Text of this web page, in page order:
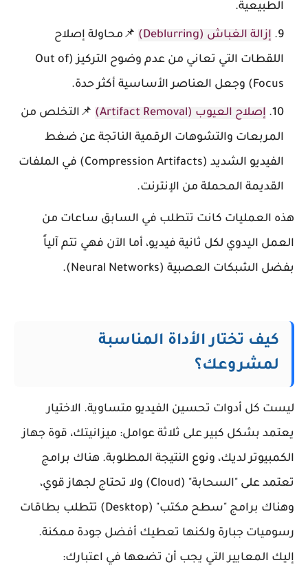
الطبيعية.
إزالة الغباش (Deblurring)
📌محاولة إصلاح
اللقطات التي تعاني من عدم وضوح التركيز (Out of
Focus) وجعل العناصر الأساسية أكثر حدة.
إصلاح العيوب (Artifact Removal)
📌التخلص من
المربعات والتشوهات الرقمية الناتجة عن ضغط
الفيديو الشديد (Compression Artifacts) في الملفات
القديمة المحملة من الإنترنت.
هذه العمليات كانت تتطلب في السابق ساعات من
العمل اليدوي لكل ثانية فيديو، أما الآن فهي تتم آلياً
بفضل الشبكات العصبية (Neural Networks).
كيف تختار الأداة المناسبة
لمشروعك؟
ليست كل أدوات تحسين الفيديو متساوية. الاختيار
يعتمد بشكل كبير على ثلاثة عوامل: ميزانيتك، قوة جهاز
الكمبيوتر لديك، ونوع النتيجة المطلوبة. هناك برامج
تعتمد على "السحابة" (Cloud) ولا تحتاج لجهاز قوي،
وهناك برامج "سطح مكتب" (Desktop) تتطلب بطاقات
رسوميات جبارة ولكنها تعطيك أفضل جودة ممكنة.
إليك المعايير التي يجب أن تضعها في اعتبارك: